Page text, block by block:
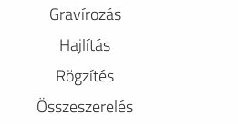
Gravírozás
Hajlítás
Rögzítés
Összeszerelés